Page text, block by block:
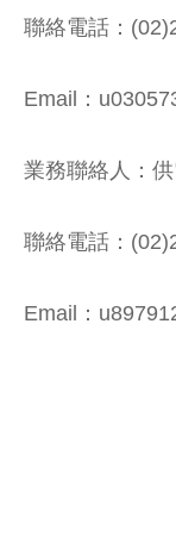
聯絡電話：
Email：
業務聯絡人：
聯絡電話：
Email：